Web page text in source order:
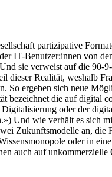
partizipative
IT-Benutzer:innen von
sie verweist auf die
Realität, weshalb
So ergeben sich neue
die auf digital
oder der
Und wie verhält es sich
Zukunftsmodelle an,
oder in
auch auf